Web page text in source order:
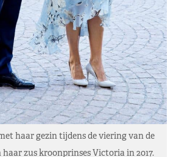
haar gezin tijdens de viering van de
zus kroonprinses Victoria in 2017.